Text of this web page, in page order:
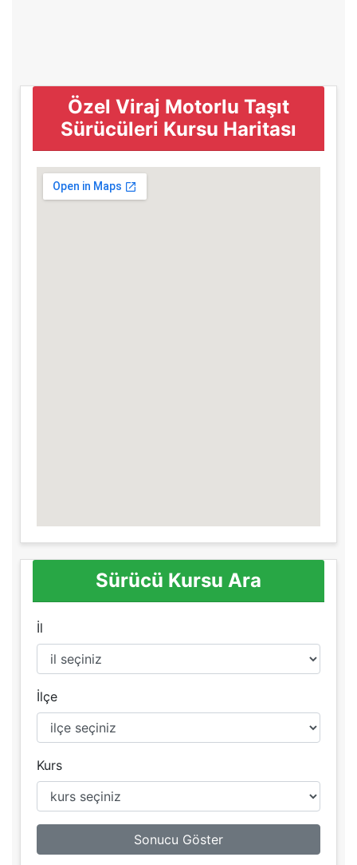
Özel Viraj Motorlu Taşıt
Sürücüleri Kursu Haritası
Sürücü Kursu Ara
İl
İlçe
Kurs
Sonucu Göster